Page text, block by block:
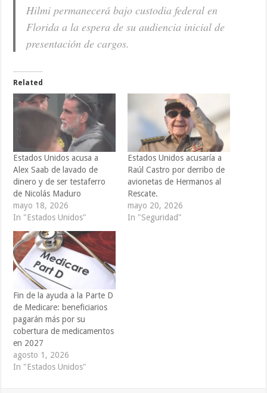
Hilmi permanecerá bajo custodia federal en
Florida a la espera de su audiencia inicial de
presentación de cargos.
Related
Estados Unidos acusa a
Alex Saab de lavado de
dinero y de ser testaferro
de Nicolás Maduro
mayo 18, 2026
In "Estados Unidos"
Estados Unidos acusaría a
Raúl Castro por derribo de
avionetas de Hermanos al
Rescate.
mayo 20, 2026
In "Seguridad"
Fin de la ayuda a la Parte D
de Medicare: beneficiarios
pagarán más por su
cobertura de medicamentos
en 2027
agosto 1, 2026
In "Estados Unidos"